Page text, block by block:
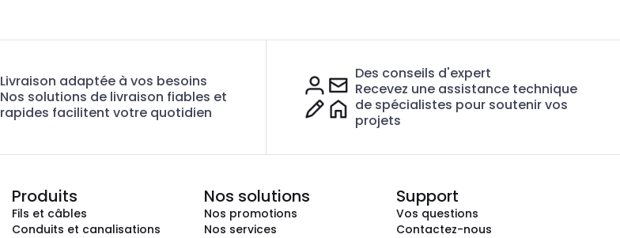
Livraison adaptée à vos besoins
Nos solutions de livraison fiables et
rapides facilitent votre quotidien
Des conseils d'expert
Recevez une assistance technique
de spécialistes pour soutenir vos
projets
Produits
Fils et câbles
Conduits et canalisations
Nos solutions
Nos promotions
Nos services
Support
Vos questions
Contactez-nous